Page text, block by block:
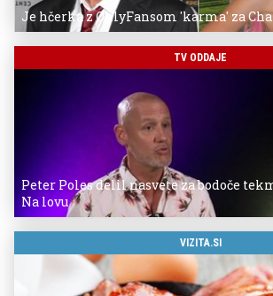
Je hčerka z OnlyFansom 'karma' za
TV ODDAJE
Peter Poles delil nasvete za bodoče
Na lovu
VIZITA.SI